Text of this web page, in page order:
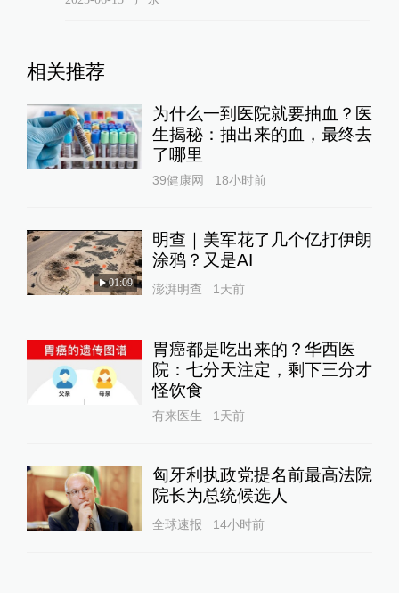
特朗普称以伊均违反停火协议
查看详情
16:32
伊朗否认在停火后对以色列发射导弹
查看详情
以防长：伊朗违反停火协议，将对德黑兰市
中心进行“猛烈打击”
查看详情
以色列称停火后伊朗再射导弹
查看详情
13:45
特朗普称以伊停火现已生效，警告各方不要
13:40
以色列宣布开放领空
相关推荐
为什么一到医院就要抽血？医
生揭秘：抽出来的血，最终去
了哪里
39健康网 18小时前
01:09
明查｜美军花了几个亿打伊朗
涂鸦？又是AI
澎湃明查 1天前
胃癌都是吃出来的？华西医
院：七分天注定，剩下三分才
怪饮食
有来医生 1天前
匈牙利执政党提名前最高法院
院长为总统候选人
全球速报 14小时前